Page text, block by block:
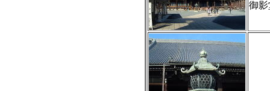
御